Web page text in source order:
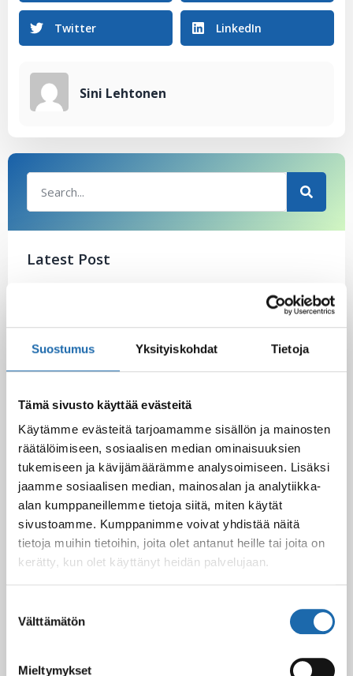
Suostumus Yksityiskohdat Tietoja
Tämä sivusto käyttää evästeitä
Käytämme evästeitä tarjoamamme sisällön ja mainosten
räätälöimiseen, sosiaalisen median ominaisuuksien
tukemiseen ja kävijämäärämme analysoimiseen. Lisäksi
jaamme sosiaalisen median, mainosalan ja analytiikka-
alan kumppaneillemme tietoja siitä, miten käytät
sivustoamme. Kumppanimme voivat yhdistää näitä
tietoja muihin tietoihin, joita olet antanut heille tai joita on
kerätty, kun olet käyttänyt heidän palvelujaan.
valinta
Välttämätön
Mieltymykset
Twitter LinkedIn
Sini Lehtonen
Latest Post
verkkokaupassa!
10.03.2025
Softcare Ystävänpäivä ale
10.02.2025
Black Friday & cyber Monday 2024!